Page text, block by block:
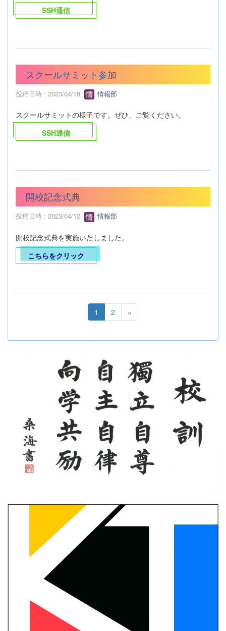
SSH通信
スクールサミット参加
投稿日時 : 2023/04/18 情報部
スクールサミットの様子です。ぜひ、ご覧ください。
SSH通信
開校記念式典
投稿日時 : 2023/04/12 情報部
開校記念式典を実施いたしました。
こちらをクリック
1 2 »